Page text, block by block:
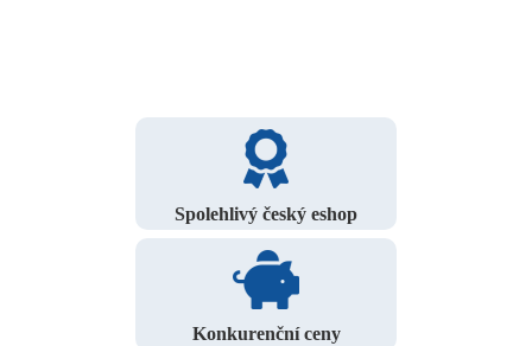
Spolehlivý český eshop
Konkurenční ceny